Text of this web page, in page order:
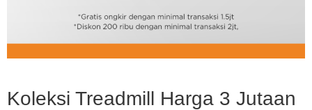
Koleksi Treadmill Harga 3 Jutaan